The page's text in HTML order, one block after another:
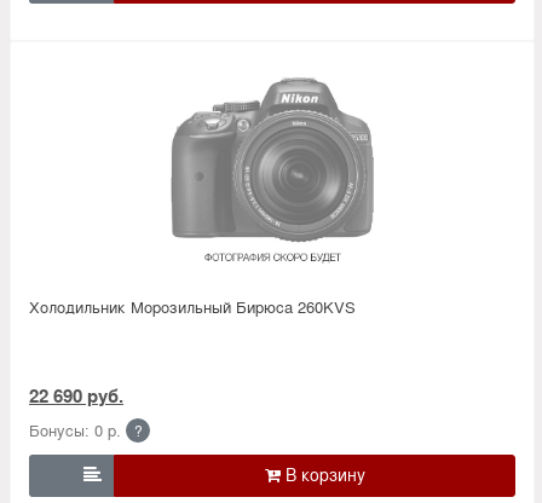
Холодильник Морозильный Бирюса 260KVS
22 690 руб.
Бонусы: 0 р. ?
